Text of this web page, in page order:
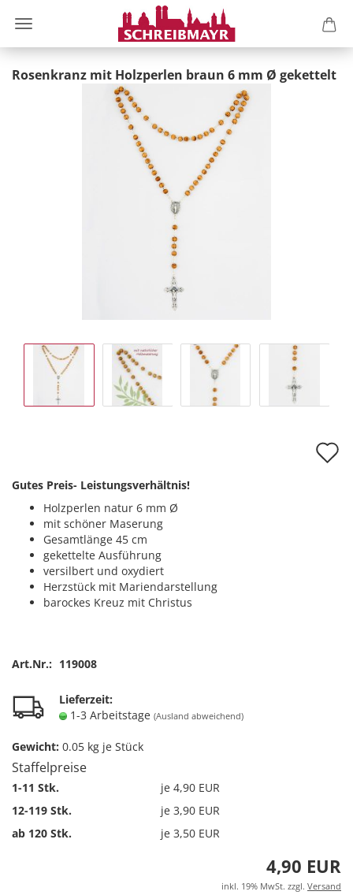
Rosenkranz mit Holzperlen braun 6 mm Ø gekettelt
Gutes Preis- Leistungsverhältnis!
Holzperlen natur 6 mm Ø
mit schöner Maserung
Gesamtlänge 45 cm
gekettelte Ausführung
versilbert und oxydiert
Herzstück mit Mariendarstellung
barockes Kreuz mit Christus
Art.Nr.: 119008
Lieferzeit:
1-3 Arbeitstage (Ausland abweichend)
Gewicht: 0.05 kg je Stück
Staffelpreise
1-11 Stk.
je 4,90 EUR
12-119 Stk.
je 3,90 EUR
ab 120 Stk.
je 3,50 EUR
4,90 EUR
inkl. 19% MwSt. zzgl. Versand